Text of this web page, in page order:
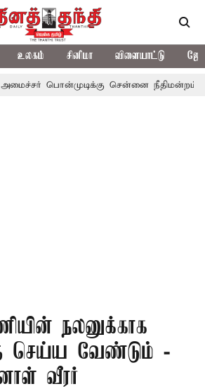
உலகம் சினிமா விளையாட்டு
சென்னை நீதிமன்றம் பிடிவாராண்ட்
நலனுக்காக
செய்ய வேண்டும் -
வீரர்